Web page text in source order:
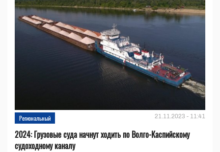
Региональный 21.11.2023 - 11:41
2024: Грузовые суда начнут ходить по Волго-Каспийскому
судоходному каналу